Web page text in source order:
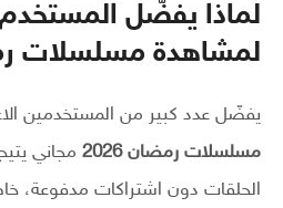
لماذا يفضّل المستخدم
لمشاهدة مسلسلات
يفضّل عدد كبير من المستخدمين
مسلسلات رمضان 2026
مجاني
الحلقات دون اشتراكات مدفوعة،